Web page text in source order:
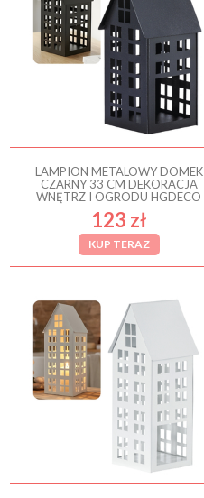
LAMPION METALOWY DOMEK
CZARNY 33 CM DEKORACJA
WNĘTRZ I OGRODU HGDECO
123 zł
KUP TERAZ